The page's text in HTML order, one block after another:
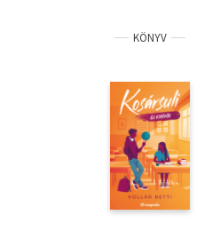
KÖNYV